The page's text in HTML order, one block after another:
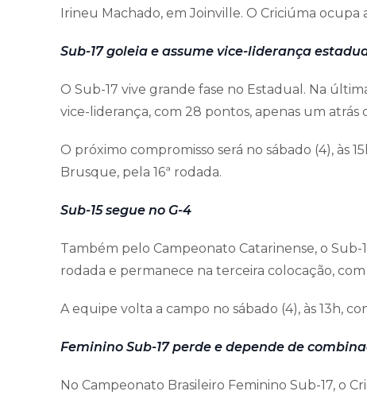
Irineu Machado, em Joinville. O Criciúma
Sub-17 goleia e assume vice-liderança
O Sub-17 vive grande fase no Estadual. Na
vice-liderança, com 28 pontos, apenas um atrás
O próximo compromisso será no sábado (4), às
Brusque, pela 16ª rodada.
Sub-15 segue no G-4
Também pelo Campeonato Catarinense, o
rodada e permanece na terceira colocação,
A equipe volta a campo no sábado (4), às 13h,
Feminino Sub-17 perde e depende de
No Campeonato Brasileiro Feminino Sub-17, o